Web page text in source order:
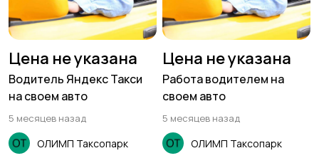
Цена не указана
Водитель Яндекс Такси
на своем авто
5 месяцев назад
ОЛИМП Таксопарк
Цена не указана
Работа водителем на
своем авто
5 месяцев назад
ОЛИМП Таксопарк